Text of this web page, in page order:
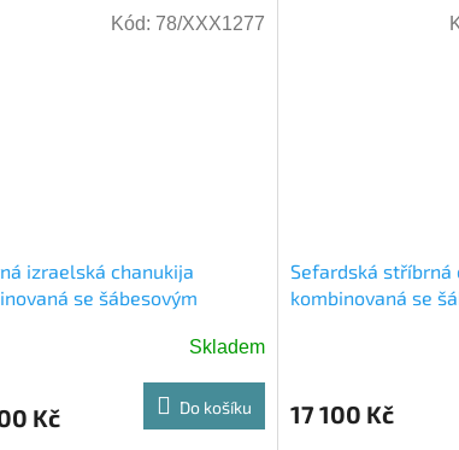
pro dospělé. Pečlivé
izraelská chanukija
se šábesovým
Skladem
Kč Do košíku
Kód: 78/XXX1277
Sefardská stříbrná
kombinovaná se
17 100 Kč